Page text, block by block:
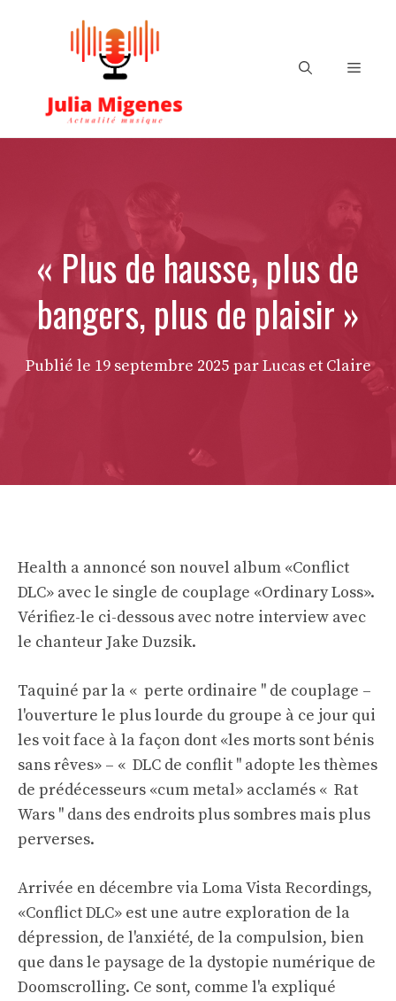
Menu
« Plus de hausse, plus de
bangers, plus de plaisir »
Publié le 19 septembre 2025 par Lucas et Claire
Health a annoncé son nouvel album «Conflict
DLC» avec le single de couplage «Ordinary Loss».
Vérifiez-le ci-dessous avec notre interview avec
le chanteur Jake Duzsik.
Taquiné par la « perte ordinaire '' de couplage –
l'ouverture le plus lourde du groupe à ce jour qui
les voit face à la façon dont «les morts sont bénis
sans rêves» – « DLC de conflit '' adopte les thèmes
de prédécesseurs «cum metal» acclamés « Rat
Wars '' dans des endroits plus sombres mais plus
perverses.
Arrivée en décembre via Loma Vista Recordings,
«Conflict DLC» est une autre exploration de la
dépression, de l'anxiété, de la compulsion, bien
que dans le paysage de la dystopie numérique de
Doomscrolling. Ce sont, comme l'a expliqué